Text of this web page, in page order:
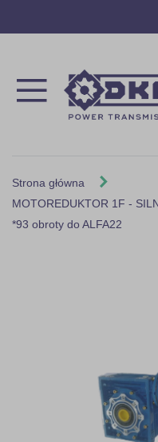
Strona główna
MOTOREDUKTOR 1F -
*93 obroty do ALFA22